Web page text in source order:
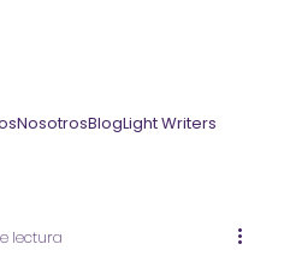
NosotrosBlogLight Writers
lectura